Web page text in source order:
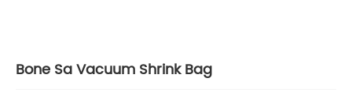
Bone Sa Vacuum Shrink Bag